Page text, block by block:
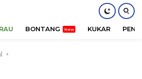
BONTANG KUKAR